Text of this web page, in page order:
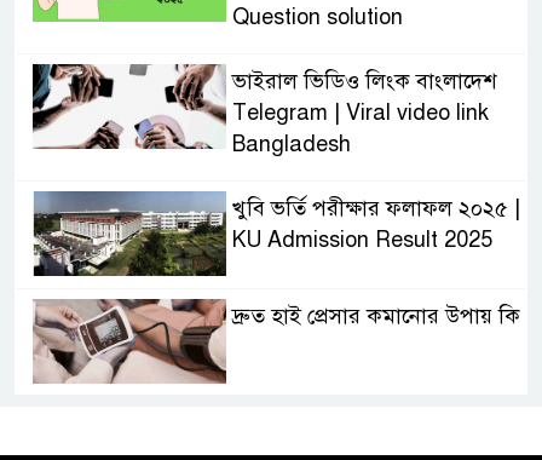
Question solution
ভাইরাল ভিডিও লিংক বাংলাদেশ
Telegram | Viral video link
Bangladesh
খুবি ভর্তি পরীক্ষার ফলাফল ২০২৫ |
KU Admission Result 2025
দ্রুত হাই প্রেসার কমানোর উপায় কি
| Today Dakhil Exam